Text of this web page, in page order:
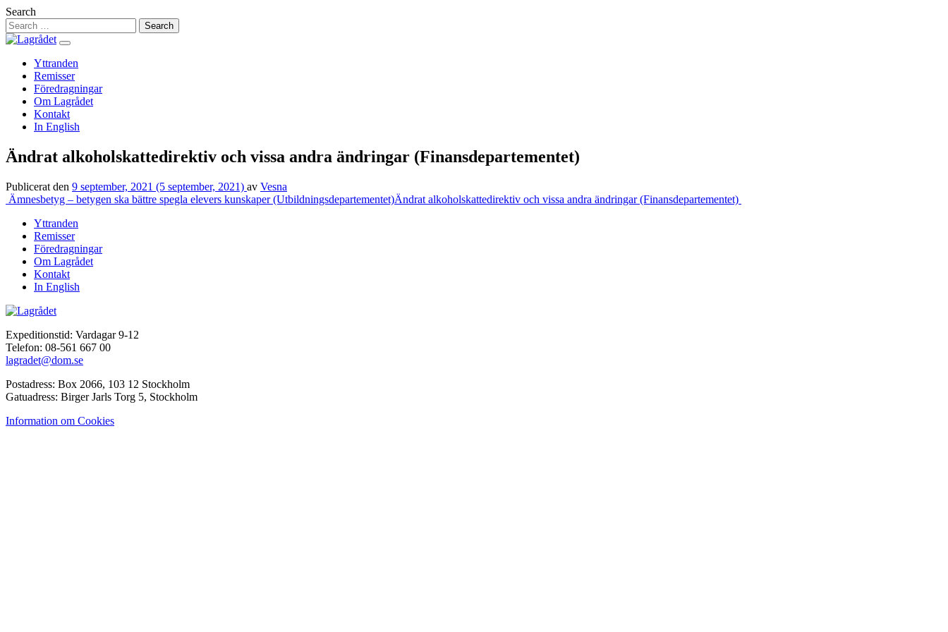
Hoppa
till
innehåll
Search
Yttranden
Remisser
Föredragningar
Om Lagrådet
Kontakt
In English
Ändrat alkoholskattedirektiv och vissa andra ändringar (Finansdepartementet)
Publicerat den 9 september, 2021 (5 september, 2021) av Vesna
Inläggsnavigering
Ämnesbetyg – betygen ska bättre spegla elevers kunskaper (Utbildningsdepartementet)Ändrat alkoholskattedirektiv och vissa andra ändringar (Finansdepartementet)
Yttranden
Remisser
Föredragningar
Om Lagrådet
Kontakt
In English
Expeditionstid: Vardagar 9-12
Telefon: 08-561 667 00
lagradet@dom.se
Postadress: Box 2066, 103 12 Stockholm
Gatuadress: Birger Jarls Torg 5, Stockholm
Information om Cookies